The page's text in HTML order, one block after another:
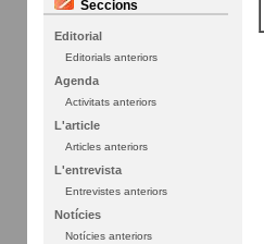
Seccions
Editorial
Editorials anteriors
Agenda
Activitats anteriors
L'article
Articles anteriors
L'entrevista
Entrevistes anteriors
Notícies
Notícies anteriors